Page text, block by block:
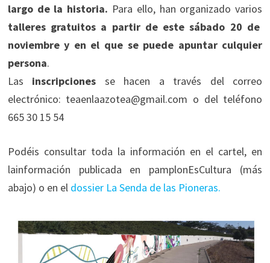
largo de la historia. Para ello, han organizado varios
talleres gratuitos a partir de este sábado 20 de
noviembre y en el que se puede apuntar culquier
persona.
Las inscripciones se hacen a través del correo
electrónico: teaenlaazotea@gmail.com o del teléfono
665 30 15 54
Podéis consultar toda la información en el cartel, en
lainformación publicada en pamplonEsCultura (más
abajo) o en el dossier La Senda de las Pioneras.